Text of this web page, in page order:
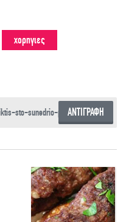
χορηγιες
ΑΝΤΙΓΡΑΦΗ